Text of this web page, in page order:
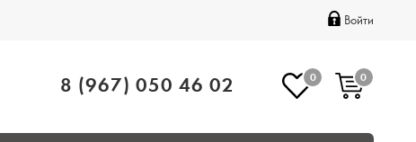
Войти
8 (967) 050 46 02 0 0